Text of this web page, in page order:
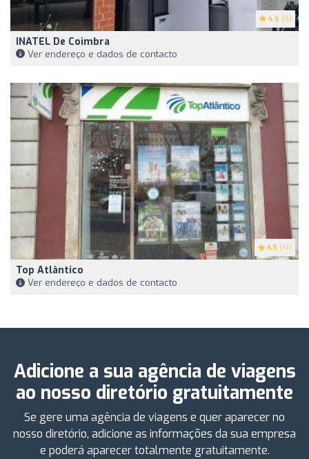
4.6 (9)
INATEL De Coimbra
Ver endereço e dados de contacto
4.5 (14)
Top Atlântico
Ver endereço e dados de contacto
Adicione a sua agência de viagens
ao nosso diretório gratuitamente
Se gere uma agência de viagens e quer aparecer no
nosso diretório, adicione as informações da sua empresa
e poderá aparecer totalmente gratuitamente.